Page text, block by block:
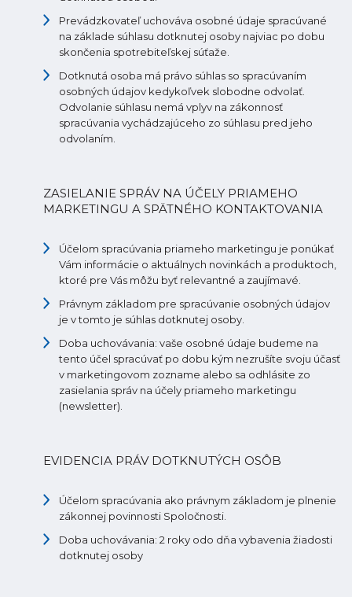
Prevádzkovateľ uchováva osobné údaje spracúvané
na základe súhlasu dotknutej osoby najviac po dobu
skončenia spotrebiteľskej súťaže.
Dotknutá osoba má právo súhlas so spracúvaním
osobných údajov kedykoľvek slobodne odvolať.
Odvolanie súhlasu nemá vplyv na zákonnosť
spracúvania vychádzajúceho zo súhlasu pred jeho
odvolaním.
ZASIELANIE SPRÁV NA ÚČELY PRIAMEHO
MARKETINGU A SPÄTNÉHO KONTAKTOVANIA
Účelom spracúvania priameho marketingu je ponúkať
Vám informácie o aktuálnych novinkách a produktoch,
ktoré pre Vás môžu byť relevantné a zaujímavé.
Právnym základom pre spracúvanie osobných údajov
je v tomto je súhlas dotknutej osoby.
Doba uchovávania: vaše osobné údaje budeme na
tento účel spracúvať po dobu kým nezrušíte svoju účasť
v marketingovom zozname alebo sa odhlásite zo
zasielania správ na účely priameho marketingu
(newsletter).
EVIDENCIA PRÁV DOTKNUTÝCH OSÔB
Účelom spracúvania ako právnym základom je plnenie
zákonnej povinnosti Spoločnosti.
Doba uchovávania: 2 roky odo dňa vybavenia žiadosti
dotknutej osoby